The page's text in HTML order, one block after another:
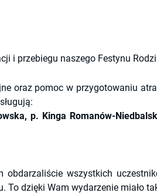
i przebiegu naszego Festynu
oraz pomoc w przygotowaniu
p. Kinga Romanów-
wszystkich
dzięki Wam wydarzenie miało